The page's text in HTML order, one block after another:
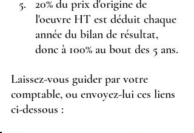
20% du prix d'origine de
l'oeuvre HT est déduit chaque
année du bilan de résultat,
donc à 100% au bout des 5 ans.
Laissez-vous guider par votre
comptable, ou envoyez-lui ces liens
ci-dessous :